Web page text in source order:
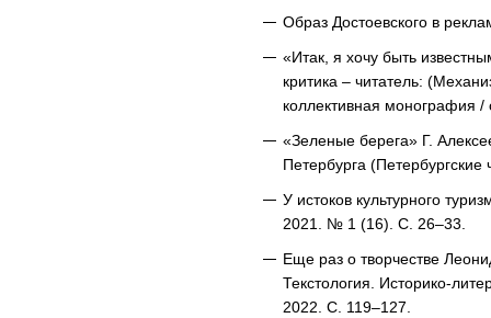
Образ Достоевского в
«Итак, я хочу быть
критика – читатель:
коллективная монография
«Зеленые берега» Г.
Петербурга
У истоков культурного
2021. № 1 (16). С. 26–33.
Еще раз о творчестве
Текстология. Историко-
2022. С. 119–127.